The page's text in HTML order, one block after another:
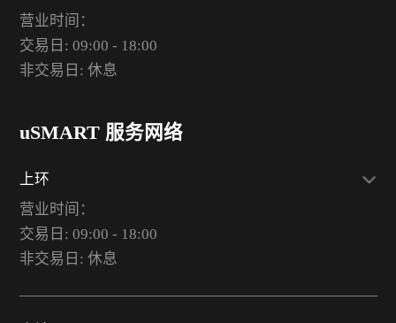
营业时间：
交易日: 09:00 - 18:00
非交易日: 休息
uSMART 服务网络
上环
营业时间：
交易日: 09:00 - 18:00
非交易日: 休息